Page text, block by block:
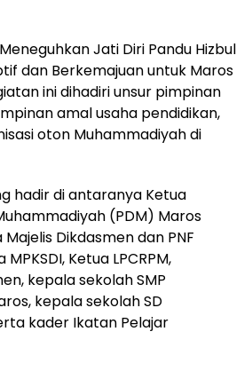
Jati Diri Pandu Hizbul
dan Berkemajuan untuk Maros
ini dihadiri unsur pimpinan
amal usaha pendidikan,
oton Muhammadiyah di
hadir di antaranya Ketua
(PDM) Maros
Dikdasmen dan PNF
Ketua LPCRPM,
kepala sekolah SMP
kepala sekolah SD
kader Ikatan Pelajar